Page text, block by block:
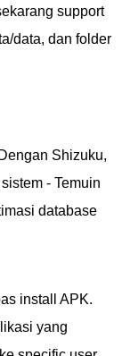
support
data, dan folder
Shizuku,
- Temuin
database
install APK.
yang